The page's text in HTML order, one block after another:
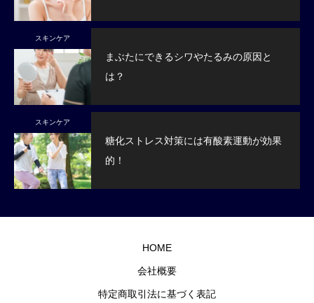
スキンケア
まぶたにできるシワやたるみの原因と
は？
スキンケア
糖化ストレス対策には有酸素運動が効果
的！
HOME
会社概要
特定商取引法に基づく表記